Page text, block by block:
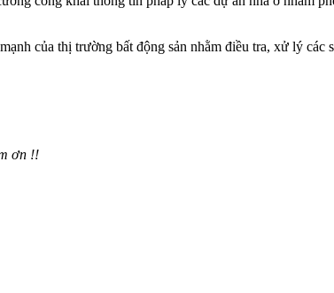
của thị trường bất động sản nhằm điều tra, xử lý
ơn !!